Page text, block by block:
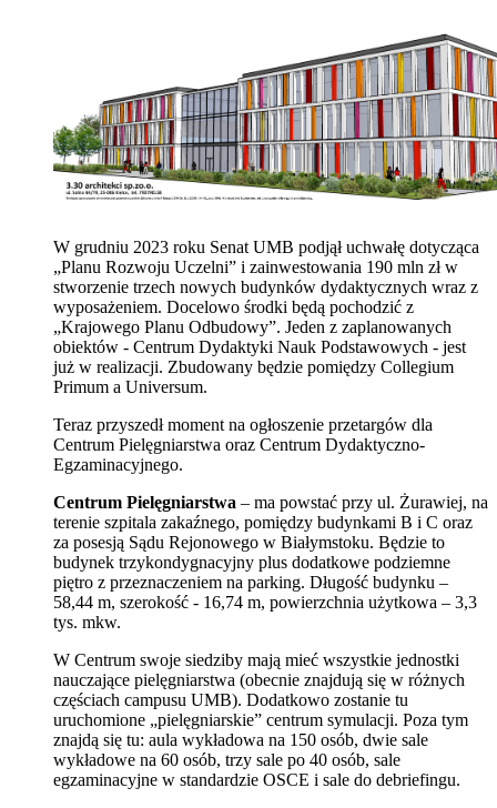
W grudniu 2023 roku Senat UMB podjął uchwałę dotycząca
„Planu Rozwoju Uczelni” i zainwestowania 190 mln zł w
stworzenie trzech nowych budynków dydaktycznych wraz z
wyposażeniem. Docelowo środki będą pochodzić z
„Krajowego Planu Odbudowy”. Jeden z zaplanowanych
obiektów - Centrum Dydaktyki Nauk Podstawowych - jest
już w realizacji. Zbudowany będzie pomiędzy Collegium
Primum a Universum.
Teraz przyszedł moment na ogłoszenie przetargów dla
Centrum Pielęgniarstwa oraz Centrum Dydaktyczno-
Egzaminacyjnego.
Centrum Pielęgniarstwa – ma powstać przy ul. Żurawiej, na
terenie szpitala zakaźnego, pomiędzy budynkami B i C oraz
za posesją Sądu Rejonowego w Białymstoku. Będzie to
budynek trzykondygnacyjny plus dodatkowe podziemne
piętro z przeznaczeniem na parking. Długość budynku –
58,44 m, szerokość - 16,74 m, powierzchnia użytkowa – 3,3
tys. mkw.
W Centrum swoje siedziby mają mieć wszystkie jednostki
nauczające pielęgniarstwa (obecnie znajdują się w różnych
częściach campusu UMB). Dodatkowo zostanie tu
uruchomione „pielęgniarskie” centrum symulacji. Poza tym
znajdą się tu: aula wykładowa na 150 osób, dwie sale
wykładowe na 60 osób, trzy sale po 40 osób, sale
egzaminacyjne w standardzie OSCE i sale do debriefingu.